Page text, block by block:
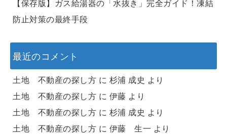
【保存版】ガス給湯器の「水抜き」完全ガイド！凍結
防止対策の最終手段
最近のコメント
土地 不動産の探し方 に 杉浦 成史 より
土地 不動産の探し方 に 伊藤 より
土地 不動産の探し方 に 杉浦 成史 より
土地 不動産の探し方 に 伊藤 生一 より